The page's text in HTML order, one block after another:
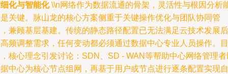
化与智能化\\n网络作为数据流通的骨架，灵活性与根因分析
关键。脉山龙的核心方案侧重于关键操作优化与团队协同管
兼顾基层基建。传统的静态路径配置已无法满足云技术发展后
频调整需求，任何变动都必须通过数据中心专业人员操作。目
核心理念引发讨论：SDN、SD - WAN等帮助中心网络管理者
中心为核心节点组网，再基于用户或节点进行逐条配置实现自